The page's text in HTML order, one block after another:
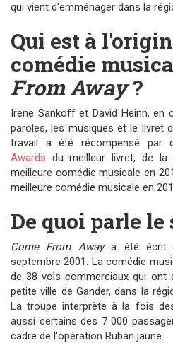
qui vient d'emménager dans la
Qui est à
comédie
From Away?
Irene Sankoff et David Heinn, en
paroles, les musiques et le livret
travail a été récompensé par
Awards du meilleur livret, de
meilleure comédie musicale en
meilleure comédie musicale en
De quoi parle le
Come From Awaya été écrit
septembre 2001. La comédie
de 38 vols commerciaux qui ont
petite ville de Gander, dans la
La troupe interprète à la fois
aussi certains des 7 000
cadre de l'opération Ruban jaune.